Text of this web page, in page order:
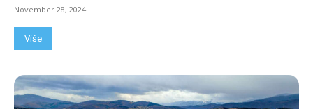
November 28, 2024
Više